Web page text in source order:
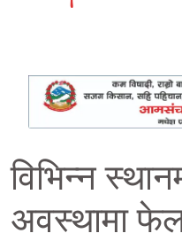
विभिन्न
अवस्थामा